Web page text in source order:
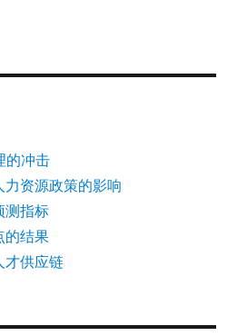
的冲击
力资源政策的影响
测指标
的结果
才供应链